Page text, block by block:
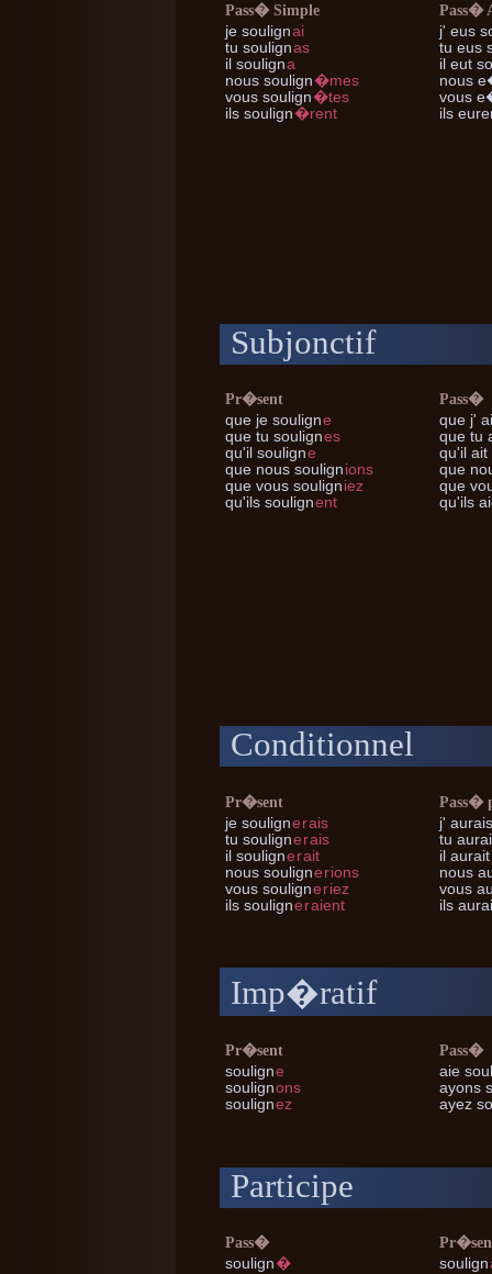
Pass� Simple
je soulignai
tu soulignas
il souligna
nous soulign�mes
vous soulign�tes
ils soulign�rent
Pass�
j' eus
tu eus
il eut
nous
vous
ils
Subjonctif
Pr�sent
que je souligne
que tu soulignes
qu'il souligne
que nous soulignions
que vous souligniez
qu'ils soulignent
Pass�
que j'
que tu
qu'il ait
que
que
qu'ils
Conditionnel
Pr�sent
je soulignerais
tu soulignerais
il soulignerait
nous soulignerions
vous souligneriez
ils souligneraient
Pass�
j'
tu
il
nous
vous
ils
Imp�ratif
Pr�sent
souligne
soulignons
soulignez
Pass�
aie
ayons
ayez
Participe
Pass�
soulign�
soulign